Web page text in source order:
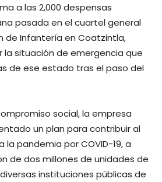
a las 2,000 despensas
pasada en el cuartel general
de Infantería en Coatzintla,
la situación de emergencia que
de ese estado tras el paso del
social, la empresa
un plan para contribuir al
pandemia por COVID-19, a
de dos millones de unidades de
instituciones públicas de